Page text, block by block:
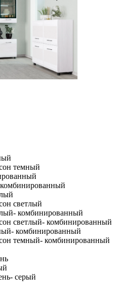
темный
светлый
светлый- комбинированный
темный- комбинированный
серый